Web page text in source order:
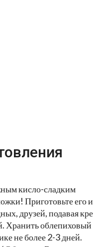
кисло-сладким
Приготовьте его и
друзей, подавая
Хранить облепиховый
не более 2-3 дней.